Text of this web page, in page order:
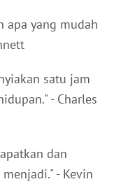
apa yang mudah
satu jam
- Charles
dan
- Kevin